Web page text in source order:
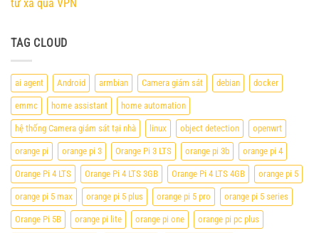
từ xa qua VPN
TAG CLOUD
ai agent Android armbian Camera giám sát debian docker
emmc home assistant home automation
hệ thống Camera giám sát tại nhà linux object detection openwrt
orange pi orange pi 3 Orange Pi 3 LTS orange pi 3b orange pi 4
Orange Pi 4 LTS Orange Pi 4 LTS 3GB Orange Pi 4 LTS 4GB orange pi 5
orange pi 5 max orange pi 5 plus orange pi 5 pro orange pi 5 series
Orange Pi 5B orange pi lite orange pi one orange pi pc plus